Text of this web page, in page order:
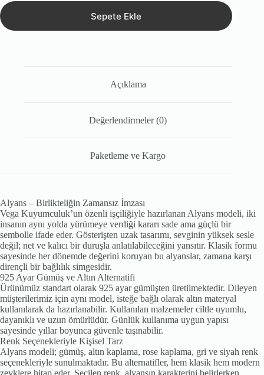
Sepete Ekle
Açıklama
Değerlendirmeler (0)
Paketleme ve Kargo
Alyans – Birlikteliğin Zamansız İmzası
Vega Kuyumculuk’un özenli işçiliğiyle hazırlanan Alyans modeli, iki
insanın aynı yolda yürümeye verdiği kararı sade ama güçlü bir
sembolle ifade eder. Gösterişten uzak tasarımı, sevginin yüksek sesle
değil; net ve kalıcı bir duruşla anlatılabileceğini yansıtır. Klasik formu
sayesinde her dönemde değerini koruyan bu alyanslar, zamana karşı
dirençli bir bağlılık simgesidir.
925 Ayar Gümüş ve Altın Alternatifi
Ürünümüz standart olarak 925 ayar gümüşten üretilmektedir. Dileyen
müşterilerimiz için aynı model, isteğe bağlı olarak altın materyal
kullanılarak da hazırlanabilir. Kullanılan malzemeler ciltle uyumlu,
dayanıklı ve uzun ömürlüdür. Günlük kullanıma uygun yapısı
sayesinde yıllar boyunca güvenle taşınabilir.
Renk Seçenekleriyle Kişisel Tarz
Alyans modeli; gümüş, altın kaplama, rose kaplama, gri ve siyah renk
seçenekleriyle sunulmaktadır. Bu alternatifler, hem klasik hem modern
zevklere hitap eder. Seçilen renk, alyansın karakterini belirlerken